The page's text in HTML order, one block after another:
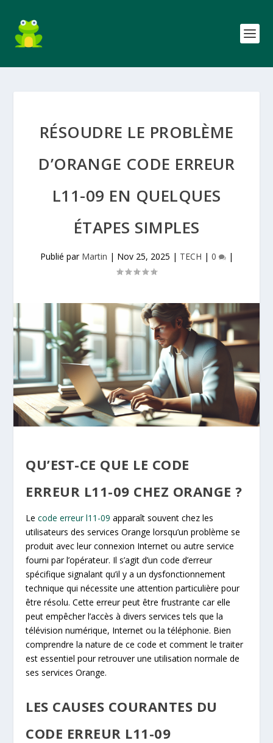
RÉSOUDRE LE PROBLÈME
D’ORANGE CODE ERREUR
L11-09 EN QUELQUES
ÉTAPES SIMPLES
Publié par Martin | Nov 25, 2025 | TECH | 0 |
QU’EST-CE QUE LE CODE
ERREUR L11-09 CHEZ ORANGE ?
Lecode erreur l11-09 apparaît souvent chez les
utilisateurs des services Orange lorsqu’un problème se
produit avec leur connexion Internet ou autre service
fourni par l’opérateur. Il s’agit d’un code d’erreur
spécifique signalant qu’il y a un dysfonctionnement
technique qui nécessite une attention particulière pour
être résolu. Cette erreur peut être frustrante car elle
peut empêcher l’accès à divers services tels que la
télévision numérique, Internet ou la téléphonie. Bien
comprendre la nature de ce code et comment le traiter
est essentiel pour retrouver une utilisation normale de
ses services Orange.
LES CAUSES COURANTES DU
CODE ERREUR L11-09